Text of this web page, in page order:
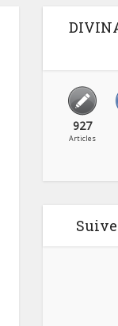
927
Articles